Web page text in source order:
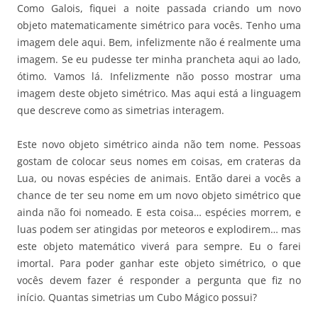
Como Galois, fiquei a noite passada criando um novo
objeto matematicamente simétrico para vocês. Tenho uma
imagem dele aqui. Bem, infelizmente não é realmente uma
imagem. Se eu pudesse ter minha prancheta aqui ao lado,
ótimo. Vamos lá. Infelizmente não posso mostrar uma
imagem deste objeto simétrico. Mas aqui está a linguagem
que descreve como as simetrias interagem.
Este novo objeto simétrico ainda não tem nome. Pessoas
gostam de colocar seus nomes em coisas, em crateras da
Lua, ou novas espécies de animais. Então darei a vocês a
chance de ter seu nome em um novo objeto simétrico que
ainda não foi nomeado. E esta coisa… espécies morrem, e
luas podem ser atingidas por meteoros e explodirem… mas
este objeto matemático viverá para sempre. Eu o farei
imortal. Para poder ganhar este objeto simétrico, o que
vocês devem fazer é responder a pergunta que fiz no
início. Quantas simetrias um Cubo Mágico possui?